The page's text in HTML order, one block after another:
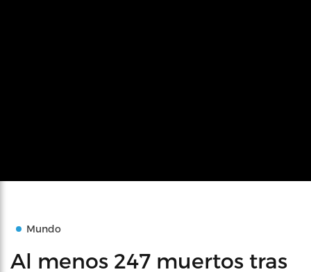
Mundo
Al menos 247 muertos tras